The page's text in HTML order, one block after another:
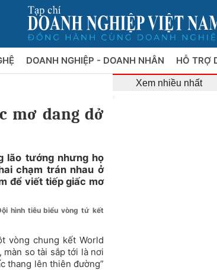
DOANH NGHIỆP - DOANH NHÂN HỖ TRỢ
mơ dang dở
lão tướng nhưng họ
chạm trán nhau ở
để viết tiếp giấc mơ
hình tiêu biểu vòng tứ kết
vòng chung kết World
so tài sắp tới là nơi
thang lên thiên đường”
Xem nhiều nhất